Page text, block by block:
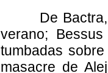
De Bactra
verano; Bessus
tumbadas
masacre de